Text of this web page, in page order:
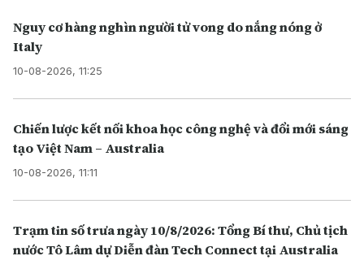
Nguy cơ hàng nghìn người tử vong do nắng nóng ở
Italy
10-08-2026, 11:25
Chiến lược kết nối khoa học công nghệ và đổi mới sáng
tạo Việt Nam – Australia
10-08-2026, 11:11
Trạm tin số trưa ngày 10/8/2026: Tổng Bí thư, Chủ tịch
nước Tô Lâm dự Diễn đàn Tech Connect tại Australia